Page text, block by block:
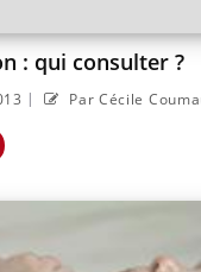
: qui consulter ?
| Par Cécile